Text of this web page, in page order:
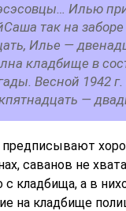
Илью
так на
Илье —
кладбище в
Весной 1942 г.
—
саванов не
с кладбища, а в
на кладбище